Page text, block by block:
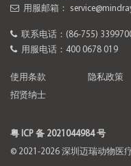
用服邮箱：
联系电话： (86-755)
用服电话： 400 0678 019
使用条款 隐私政策
招贤纳士
粤 ICP 备 2021044984 号
© 2021-2026 深圳迈瑞动物医